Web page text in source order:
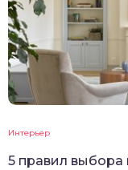
Интерьер
5 правил выбора